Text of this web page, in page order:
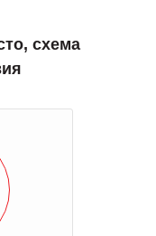
схема